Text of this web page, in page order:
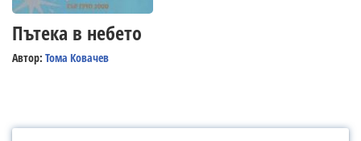
Пътека в небето
Автор: Тома Ковачев